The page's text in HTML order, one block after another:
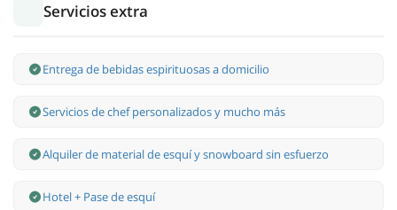
Servicios extra
Entrega de bebidas espirituosas a domicilio
Servicios de chef personalizados y mucho más
Alquiler de material de esquí y snowboard sin esfuerzo
Hotel + Pase de esquí